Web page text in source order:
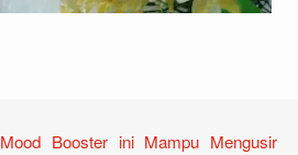
Mood Booster ini Mampu Mengusir